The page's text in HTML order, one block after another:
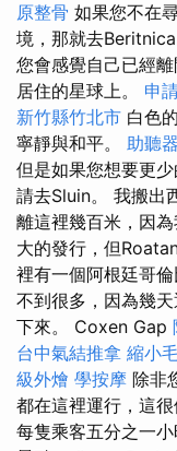
原整骨 如果您不在
境，那就去Beritnica
您會感覺自己已經
居住的星球上。 申
新竹縣竹北市 白色
寧靜與和平。 助聽
但是如果您想要更
請去Sluin。 我搬出
離這裡幾百米，因
大的發行，但
裡有一個阿根廷哥
不到很多，因為幾
下來。 Coxen Gap
台中氣結推拿 縮小
級外燴 學按摩 除非
都在這裡運行，這
每隻乘客五分之一